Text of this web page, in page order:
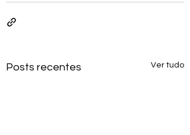
Posts recentes Ver tudo